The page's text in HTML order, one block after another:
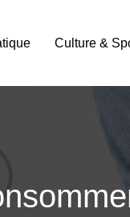
Culture &